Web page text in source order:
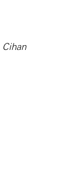
Cihan